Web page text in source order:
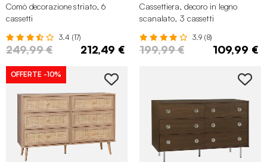
Comò decorazione striato, 6
cassetti
3.4 (17)
249,99 € 212,49 €
Cassettiera, decoro in legno
scanalato, 3 cassetti
3.9 (8)
199,99 € 109,99 €
OFFERTE -10%